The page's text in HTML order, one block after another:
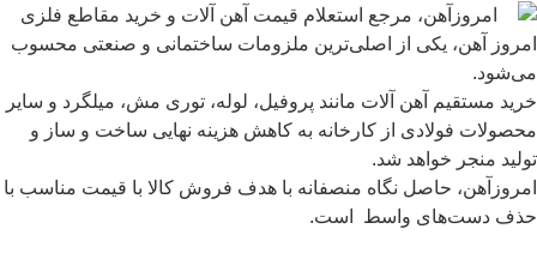
آهن، یکی از اصلی‌ترین ملزومات ساختمانی و صنعتی محسوب
مستقیم آهن آلات مانند پروفیل، لوله، توری مش، میلگرد و سایر
فولادی از کارخانه به کاهش هزینه نهایی ساخت و ساز و
منجر خواهد شد.
حاصل نگاه منصفانه با هدف فروش کالا با قیمت مناسب با
دست‌های واسط است.